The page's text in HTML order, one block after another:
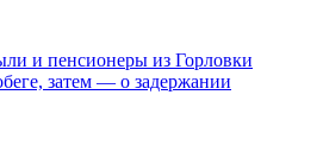
и пенсионеры из Горловки
затем — о задержании